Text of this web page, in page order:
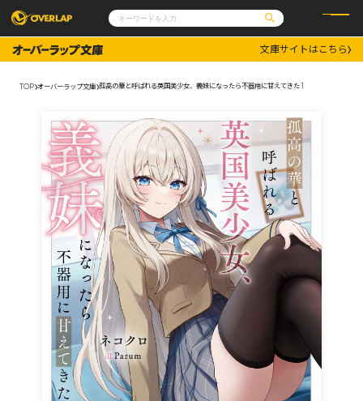
コミックガルド
コミッククリエ
文庫
ノベルス
コミックエッセイ
ポケットモンスター
アニメ
ゲーム
OVERLAP STORE
オーバーラップ広報室
企業
会社概要
採用情報
アクセス
オーバーラップホールディングス
お問い合わせはこちら
オーバーラップ文庫
オーバーラップノベルス
オーバーラップノベルスf
ロサージュノベルス
文庫サイトはこちら
TOP オーバーラップ文庫 孤高の華と呼ばれる英国美少女、義妹になったら不器用に甘えてきた 1